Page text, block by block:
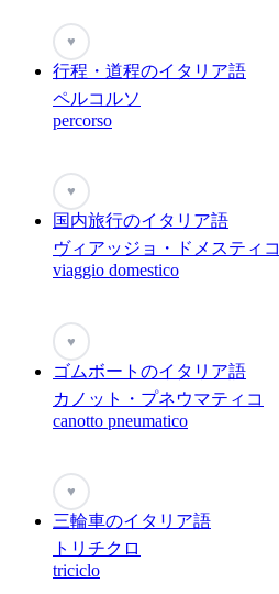
♥
行程・道程のイタリア語
ペルコルソ
percorso
♥
国内旅行のイタリア語
ヴィアッジョ・ドメスティコ
viaggio domestico
♥
ゴムボートのイタリア語
カノット・プネウマティコ
canotto pneumatico
♥
三輪車のイタリア語
トリチクロ
triciclo